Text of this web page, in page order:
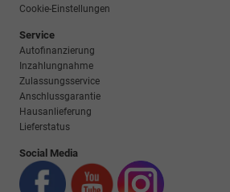
Cookie-Einstellungen
Service
Autofinanzierung
Inzahlungnahme
Zulassungsservice
Anschlussgarantie
Hausanlieferung
Lieferstatus
Social Media